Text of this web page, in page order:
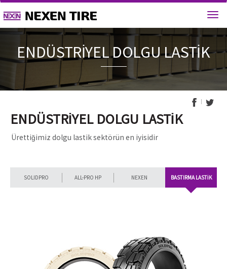
ENDÜSTRİYEL
ENDÜSTRİYEL DOLGU LASTİK
Ürettiğimiz dolgu lastik sektörün en iyisidir
SOLIDPRO ALL-PRO HP NEXEN BASTIRMA LASTİK